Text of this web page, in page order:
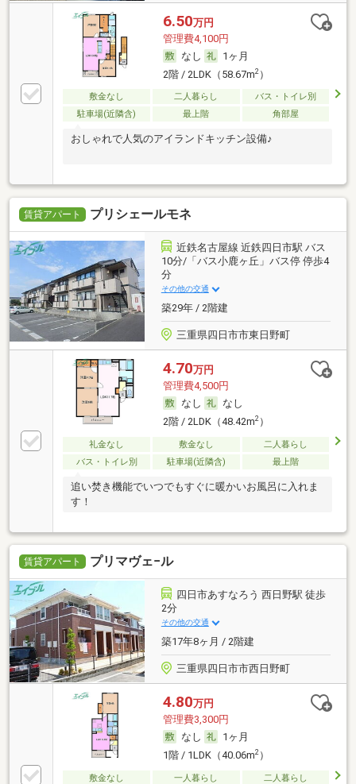
6.50万円
管理費4,100円
なし
1ヶ月
2階 / 2LDK（58.67m2）
敷金なし 二人暮らし
バス・トイレ別
駐車場(近隣含)
最上階 角部屋
おしゃれで人気のアイランドキッチン設備♪
賃貸アパート プリシェールモネ
近鉄名古屋線 近鉄四日市駅 バス
10分/「バス小鹿ヶ丘」バス停 停歩4
分
その他の交通
築29年 / 2階建
三重県四日市市東日野町
4.70万円
管理費4,500円
なし
なし
2階 / 2LDK（48.42m2）
礼金なし 敷金なし
二人暮らし
バス・トイレ別
駐車場(近隣含) 最上階
追い焚き機能でいつでもすぐに暖かいお風呂に入れま
す！
賃貸アパート プリマヴェ−ル
四日市あすなろう 西日野駅 徒歩
2分
その他の交通
築17年8ヶ月 / 2階建
三重県四日市市西日野町
4.80万円
管理費3,300円
なし
1ヶ月
1階 / 1LDK（40.06m2）
敷金なし 一人暮らし
二人暮らし